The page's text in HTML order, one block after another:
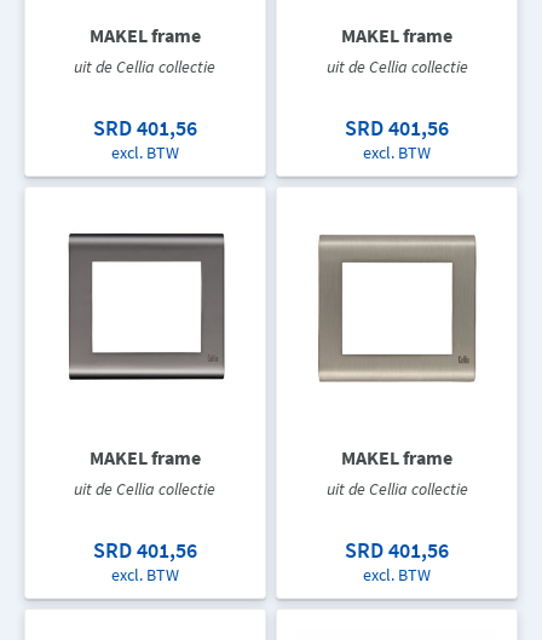
MAKEL frame
uit de Cellia collectie
SRD 401,56
excl. BTW
MAKEL frame
uit de Cellia collectie
SRD 401,56
excl. BTW
MAKEL frame
uit de Cellia collectie
SRD 401,56
excl. BTW
MAKEL frame
uit de Cellia collectie
SRD 401,56
excl. BTW